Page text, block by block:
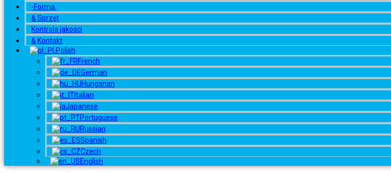
-Forma.
& Sprzęt
Kontrola jakości
& Kontakt
Polish
French
German
Hungarian
Italian
Japanese
Portuguese
Russian
Spanish
Czech
English